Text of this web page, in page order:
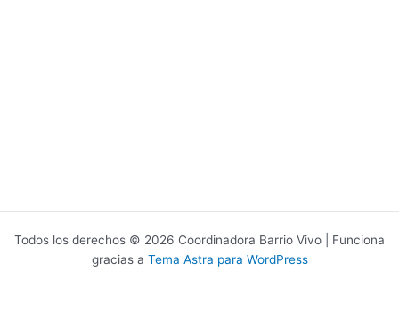
Todos los derechos © 2026 Coordinadora Barrio Vivo | Funciona
gracias a Tema Astra para WordPress